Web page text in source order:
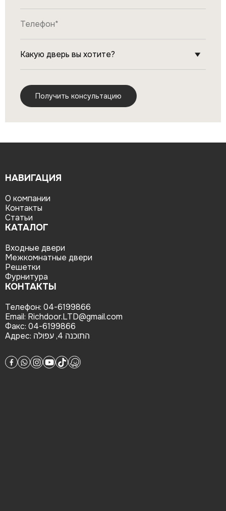
НАВИГАЦИЯ
О компании
Контакты
Статьи
КАТАЛОГ
Входные двери
Межкомнатные двери
Решетки
Фурнитура
КОНТАКТЫ
Телефон: 04-6199866
Email: Richdoor.LTD@gmail.com
Факс: 04-6199866
Адрес:
התוכנה 4, עפולה